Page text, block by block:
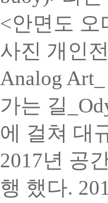
<안면도 오
사진 개인
Analog
가는 길
에 걸쳐 대
2017년 공
행 했다.